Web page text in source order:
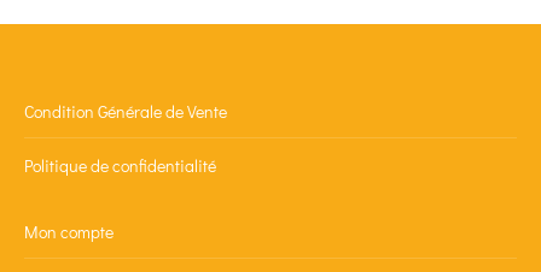
Condition Générale de Vente
Politique de confidentialité
Mon compte